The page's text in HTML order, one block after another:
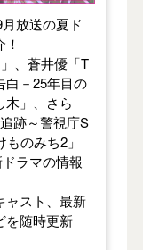
放送の夏ド
、蒼井優「T
白－25年目の
木」、さら
跡～警視庁S
のみち2」
ラマの情報
ャスト、最新
を随時更新